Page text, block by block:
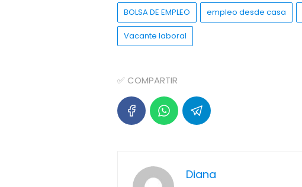
BOLSA DE EMPLEO empleo desde casa
Vacante laboral
✅ COMPARTIR
Diana